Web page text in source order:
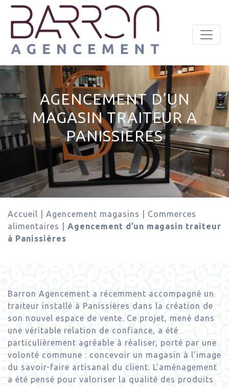
AGENCEMENT D’UN
MAGASIN TRAITEUR A
PANISSIERES
Accueil Agencement magasins
Commerces
alimentaires
Agencement d’un magasin traiteur
à Panissières
Barron Agencement a récemment accompagné un
traiteur installé à Panissières dans la création de
son nouvel espace de vente. Ce projet, mené dans
une véritable relation de confiance, a été
particulièrement agréable à réaliser, porté par une
volonté commune : concevoir un magasin à l’image
du savoir-faire artisanal du client. L’aménagement
a été pensé pour valoriser la qualité des produits
Panneau de gestion des cookies